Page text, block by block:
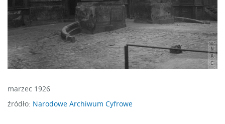
marzec 1926
źródło: Narodowe Archiwum Cyfrowe